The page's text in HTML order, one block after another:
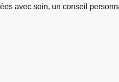
avec soin, un conseil